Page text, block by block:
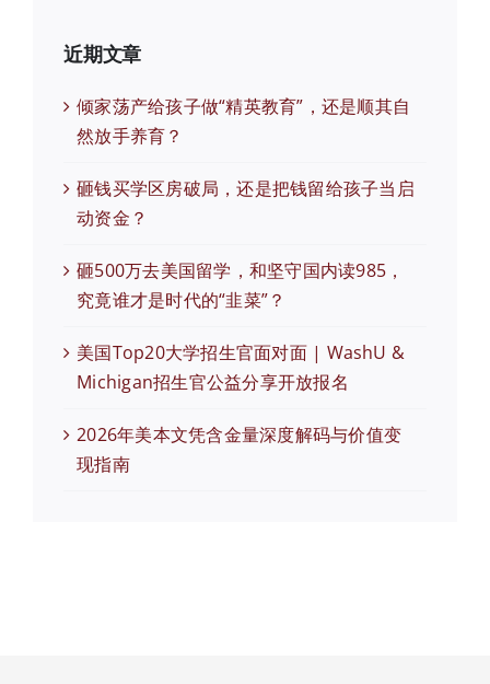
近期文章
倾家荡产给孩子做“精英教育”，还是顺其自
然放手养育？
砸钱买学区房破局，还是把钱留给孩子当启
动资金？
砸500万去美国留学，和坚守国内读985，
究竟谁才是时代的“韭菜”？
美国Top20大学招生官面对面 | WashU &
Michigan招生官公益分享开放报名
2026年美本文凭含金量深度解码与价值变
现指南